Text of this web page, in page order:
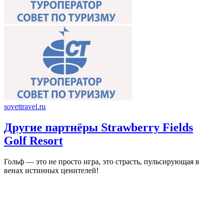
sovettravel.ru
Другие партнёры Strawberry Fields
Golf Resort
Гольф — это не просто игра, это страсть, пульсирующая в
венах истинных ценителей!